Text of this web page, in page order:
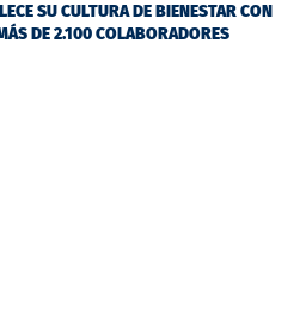
SU CULTURA DE BIENESTAR CON
DE 2.100 COLABORADORES